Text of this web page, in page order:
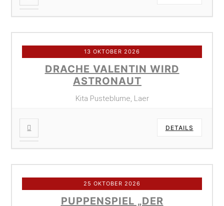
13 OKTOBER 2026
DRACHE VALENTIN WIRD
ASTRONAUT
Kita Pusteblume, Laer
DETAILS
25 OKTOBER 2026
PUPPENSPIEL „DER